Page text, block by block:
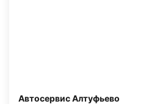
Автосервис Алтуфьево